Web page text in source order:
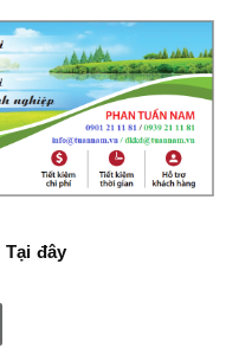
Tại đây